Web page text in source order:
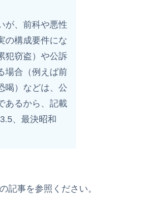
が、前科や悪性
の構成要件にな
犯窃盗）や公訴
場合（例えば前
喝）などは、公
あるから、記載
、最決昭和
記事を参照ください。